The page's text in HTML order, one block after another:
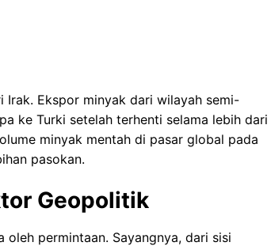
Irak. Ekspor minyak dari wilayah semi-
ke Turki setelah terhenti selama lebih dari
minyak mentah di pasar global pada
pasokan.
Geopolitik
permintaan. Sayangnya, dari sisi